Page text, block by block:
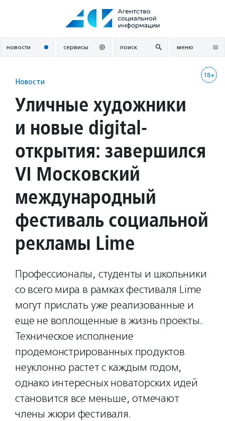
новости сервисы поиск меню
18+
Новости
Уличные художники
и новые digital-
открытия: завершился
VI Московский
международный
фестиваль социальной
рекламы Lime
Профессионалы, студенты и школьники
со всего мира в рамках фестиваля Lime
могут прислать уже реализованные и
еще не воплощенные в жизнь проекты.
Техническое исполнение
продемонстрированных продуктов
неуклонно растет с каждым годом,
однако интересных новаторских идей
становится все меньше, отмечают
члены жюри фестиваля.